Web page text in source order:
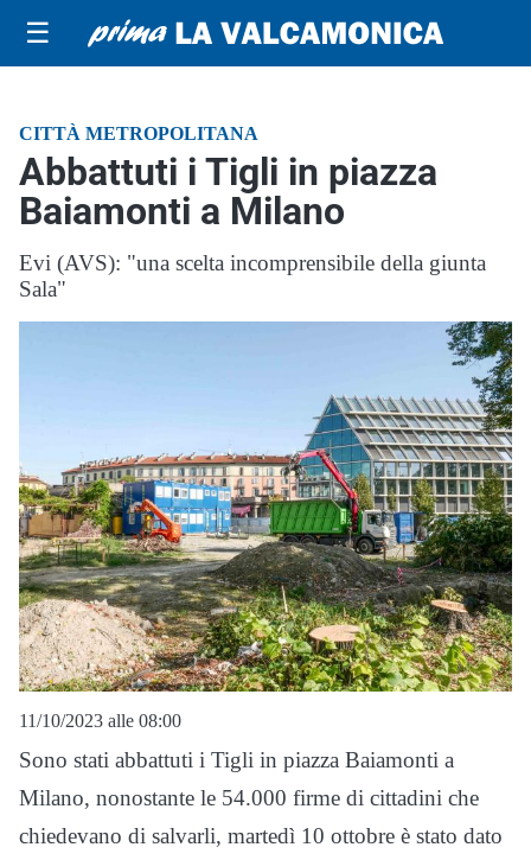
☰
CITTÀ METROPOLITANA
Abbattuti i Tigli in piazza
Baiamonti a Milano
Evi (AVS): "una scelta incomprensibile della giunta
Sala"
11/10/2023 alle 08:00
Sono stati abbattuti i Tigli in piazza Baiamonti a
Milano, nonostante le 54.000 firme di cittadini che
chiedevano di salvarli, martedì 10 ottobre è stato dato